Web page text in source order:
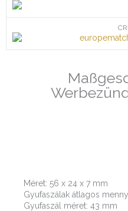
Méret: 56 x 24 x 7 mm
Gyufaszálak átlagos
Gyufaszál méret: 43 mm